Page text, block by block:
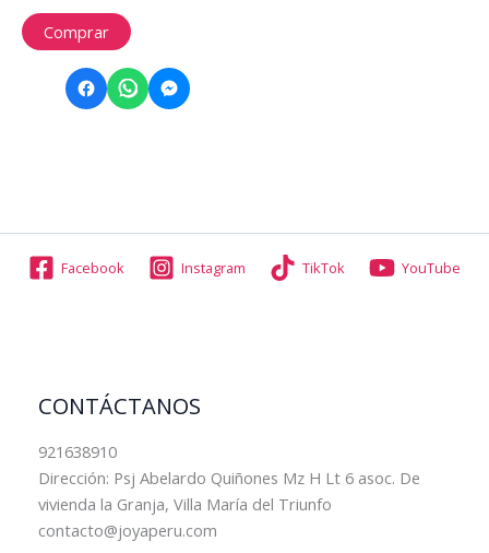
Comprar
Facebook Instagram TikTok YouTube
CONTÁCTANOS
921638910
Dirección: Psj Abelardo Quiñones Mz H Lt 6 asoc. De
vivienda la Granja, Villa María del Triunfo
contacto@joyaperu.com